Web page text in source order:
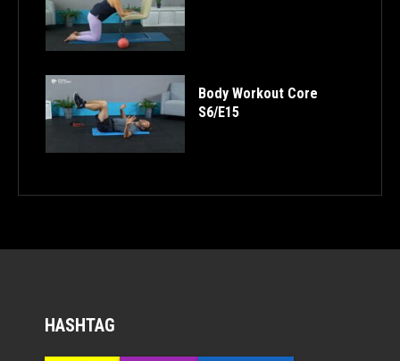
Body Workout Core
S6/E15
HASHTAG